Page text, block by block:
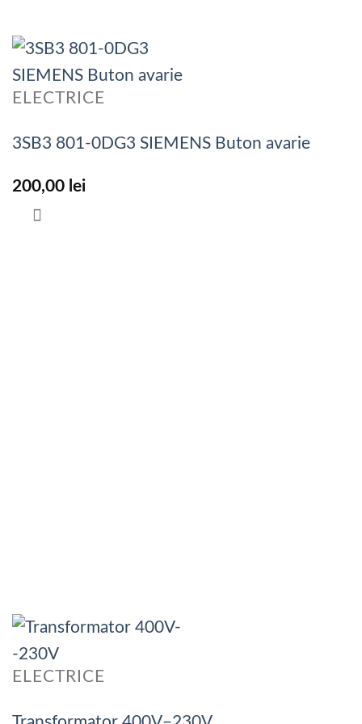
ELECTRICE
3SB3 801-0DG3 SIEMENS Buton avarie
200,00 lei
ELECTRICE